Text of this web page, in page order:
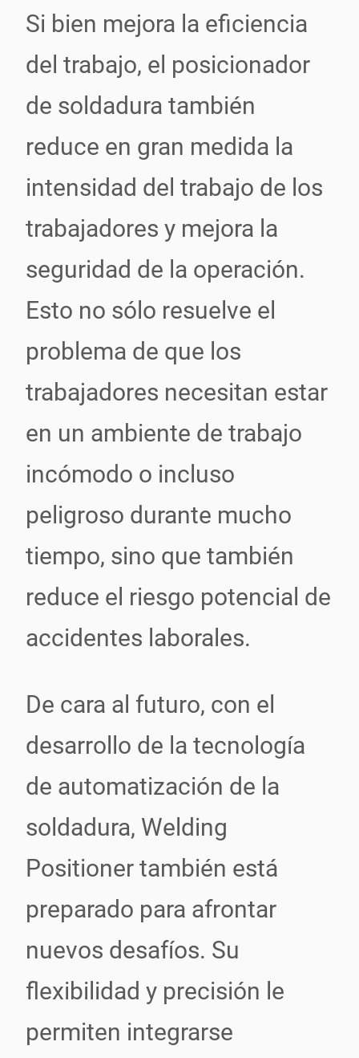
Si bien mejora la eficiencia
del trabajo, el posicionador
de soldadura también
reduce en gran medida la
intensidad del trabajo de los
trabajadores y mejora la
seguridad de la operación.
Esto no sólo resuelve el
problema de que los
trabajadores necesitan estar
en un ambiente de trabajo
incómodo o incluso
peligroso durante mucho
tiempo, sino que también
reduce el riesgo potencial de
accidentes laborales.
De cara al futuro, con el
desarrollo de la tecnología
de automatización de la
soldadura, Welding
Positioner también está
preparado para afrontar
nuevos desafíos. Su
flexibilidad y precisión le
permiten integrarse